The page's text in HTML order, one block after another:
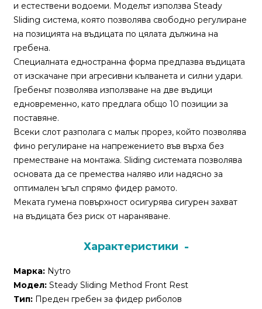
риболов
Сонари
нас
Контакти
Поръчка
и
и
рекламация
и естествени водоеми. Моделът използва Steady
Sliding система, която позволява свободно регулиране
на позицията на въдицата по цялата дължина на
гребена.
Специалната едностранна форма предпазва въдицата
от изскачане при агресивни кълванета и силни удари.
Гребенът позволява използване на две въдици
едновременно, като предлага общо 10 позиции за
поставяне.
Всеки слот разполага с малък прорез, който позволява
фино регулиране на напрежението във върха без
преместване на монтажа. Sliding системата позволява
основата да се премества наляво или надясно за
оптимален ъгъл спрямо фидер рамото.
Меката гумена повърхност осигурява сигурен захват
на въдицата без риск от нараняване.
Характеристики
Марка: Nytro
Модел: Steady Sliding Method Front Rest
Тип: Преден гребен за фидер риболов